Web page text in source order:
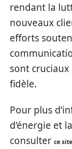
rendant la
nouveaux
efforts
sont
fidèle.
Pour plus
d’énergie et
consulter ce site